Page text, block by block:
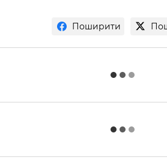
Поширити